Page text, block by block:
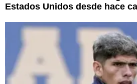
Estados Unidos desde hace